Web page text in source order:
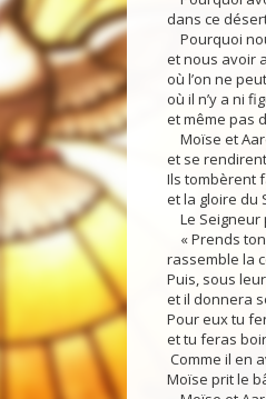
dans ce
Pourquoi
et nous avoir
où l’on ne
où il n’y a ni
et même pas
Moïse et
et se
Ils tombèrent
et la gloire du
Le Seigneur
« Prends
rassemble la
Puis, sous
et il donnera
Pour eux tu
et tu feras
Comme il en
Moïse prit le